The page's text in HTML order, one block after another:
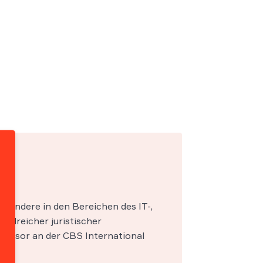
in den Bereichen des IT-,
juristischer
an der CBS International